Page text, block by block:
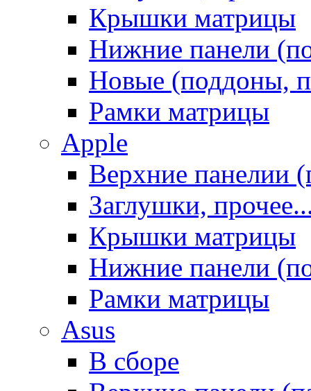
Крышки матрицы
Нижние панели
Новые (поддоны,
Рамки матрицы
Apple
Верхние панелии
Заглушки,
Крышки матрицы
Нижние панели
Рамки матрицы
Asus
В сборе